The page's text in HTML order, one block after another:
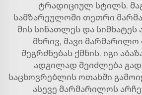
ტრადიციულ სტილს.
სამზარეულოში თეთრი
მის სინათლეს და სიმხატეს
მხრივ, შავი
შეგრძნებას ქმნის. იგი
ადგილად შეიძლება
საცხოვრებლის ოთახში
ასევე მარმარილოს